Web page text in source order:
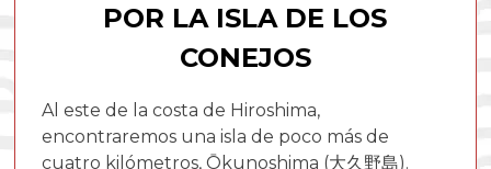
POR LA ISLA DE LOS
CONEJOS
Al este de la costa de Hiroshima,
encontraremos una isla de poco más de
cuatro kilómetros, Ōkunoshima (大久野島).